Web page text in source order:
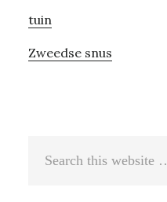
tuin
Zweedse snus